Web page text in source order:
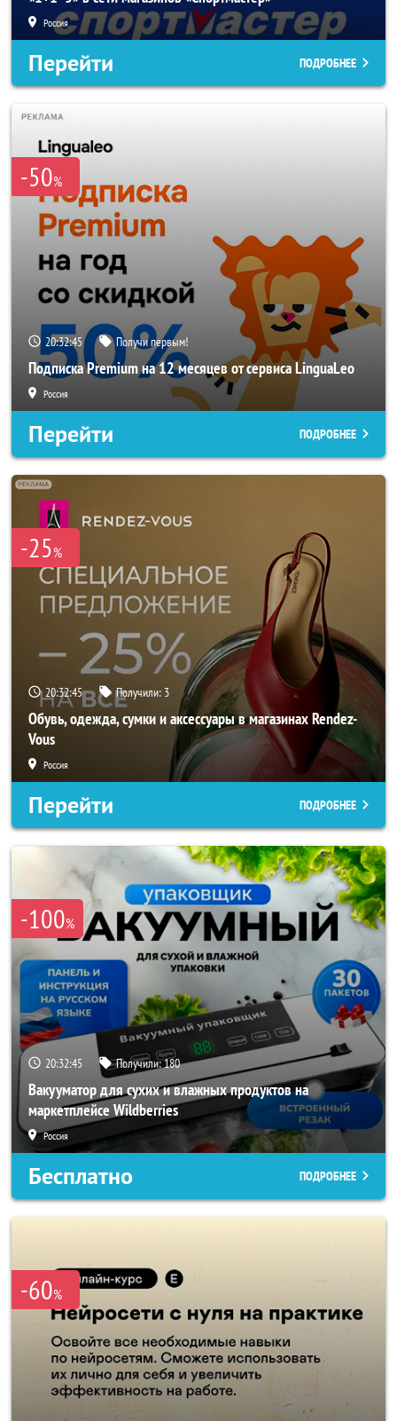
Россия
Перейти ПОДРОБНЕЕ
-50%
20:32:43 Получи первым!
Подписка Premium на 12 месяцев от сервиса LinguaLeo
Россия
Перейти ПОДРОБНЕЕ
-25%
20:32:43 Получили: 3
Обувь, одежда, сумки и аксессуары в магазинах Rendez-
Vous
Россия
Перейти ПОДРОБНЕЕ
-100%
20:32:43 Получили:180
Вакууматор для сухих и влажных продуктов на
маркетплейсе Wildberries
Россия
Бесплатно ПОДРОБНЕЕ
-60%